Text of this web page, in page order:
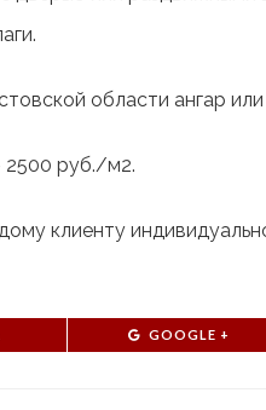
области ангар
2500 руб./м2.
клиенту
GOOGLE +